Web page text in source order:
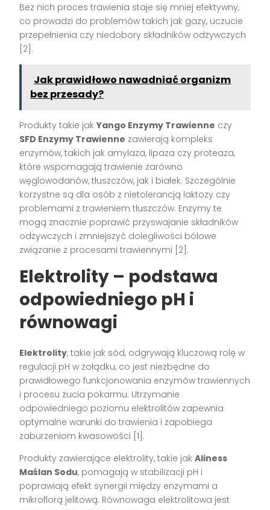
Bez nich proces trawienia staje się mniej efektywny,
co prowadzi do problemów takich jak gazy, uczucie
przepełnienia czy niedobory składników odżywczych
[2].
Jak prawidłowo nawadniać organizm
bez przesady?
Produkty takie jakYango Enzymy Trawienne czy
SFD Enzymy Trawienne zawierają kompleks
enzymów, takich jak amylaza, lipaza czy proteaza,
które wspomagają trawienie zarówno
węglowodanów, tłuszczów, jak i białek. Szczególnie
korzystne są dla osób z nietolerancją laktozy czy
problemami z trawieniem tłuszczów. Enzymy te
mogą znacznie poprawić przyswajanie składników
odżywczych i zmniejszyć dolegliwości bólowe
związanie z procesami trawiennymi [2].
Elektrolity – podstawa
odpowiedniego pH i
równowagi
Elektrolity, takie jak sód, odgrywają kluczową rolę w
regulacji pH w żołądku, co jest niezbędne do
prawidłowego funkcjonowania enzymów trawiennych
i procesu żucia pokarmu. Utrzymanie
odpowiedniego poziomu elektrolitów zapewnia
optymalne warunki do trawienia i zapobiega
zaburzeniom kwasowości [1].
Produkty zawierające elektrolity, takie jakAliness
Maślan Sodu, pomagają w stabilizacji pH i
poprawiają efekt synergii między enzymami a
mikroflorą jelitową. Równowaga elektrolitowa jest